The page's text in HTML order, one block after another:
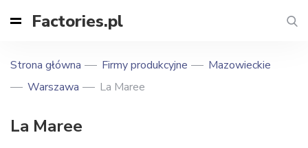
Factories.pl
Strona główna Firmy produkcyjne
Mazowieckie
Warszawa
La Maree
La Maree